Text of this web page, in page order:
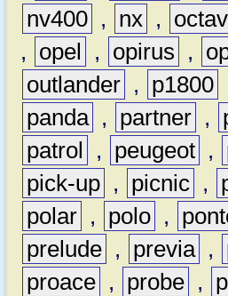
nv400 , nx ,
,
opel , opirus ,
outlander , p1800
panda , partner ,
patrol
, peugeot ,
pick-up , picnic ,
polar , polo ,
prelude , previa ,
proace , probe ,